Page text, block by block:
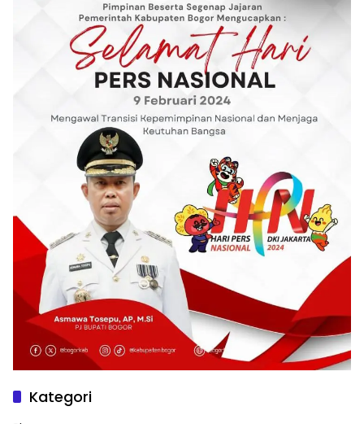
Kategori